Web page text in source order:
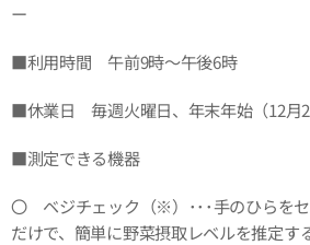
ー
■利用時間 午前9時～午後6時
■休業日 毎週火曜日、年末年始（12月
■測定できる機器
〇 ベジチェック（※）･･･手のひらをセ
だけで、簡単に野菜摂取レベルを推定す